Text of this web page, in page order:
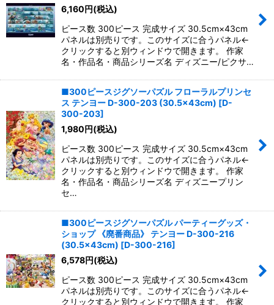
6,160円(税込)
ピース数 300ピース 完成サイズ 30.5cm×43cm
パネルは別売りです。このサイズに合うパネル←
クリックすると別ウィンドウで開きます。 作家
名・作品名・商品シリーズ名 ディズニー/ピクサ…
■300ピースジグソーパズル フローラルプリンセ
ス テンヨー D-300-203 (30.5×43cm) [D-
300-203]
1,980円(税込)
ピース数 300ピース 完成サイズ 30.5cm×43cm
パネルは別売りです。このサイズに合うパネル←
クリックすると別ウィンドウで開きます。 作家
名・作品名・商品シリーズ名 ディズニープリン
セ…
■300ピースジグソーパズル パーティーグッズ・
ショップ 《廃番商品》 テンヨー D-300-216
(30.5×43cm) [D-300-216]
6,578円(税込)
ピース数 300ピース 完成サイズ 30.5cm×43cm
パネルは別売りです。このサイズに合うパネル←
クリックすると別ウィンドウで開きます。 作家